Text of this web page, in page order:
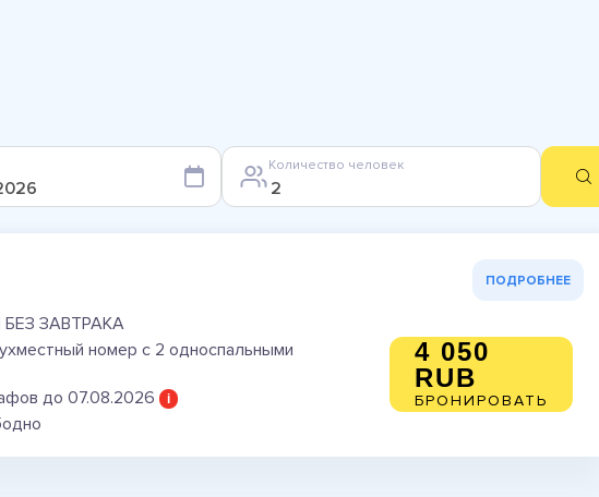
Количество человек
ПОДРОБНЕЕ
ЗАВТРАКА
номер с 2 односпальными
до 07.08.2026
i
4 050
RUB
БРОНИРОВАТЬ